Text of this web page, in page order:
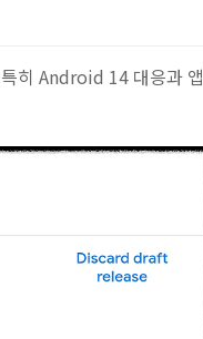
히 Android 14 대응과 앱